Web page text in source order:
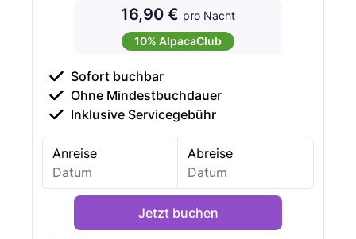
16,90 € pro Nacht
10% AlpacaClub
Sofort buchbar
Ohne Mindestbuchdauer
Inklusive Servicegebühr
Anreise Abreise
Jetzt buchen